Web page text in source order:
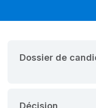
Dossier de
Décision